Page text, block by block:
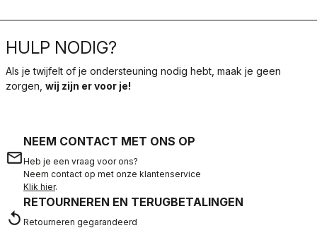
HULP NODIG?
Als je twijfelt of je ondersteuning nodig hebt, maak je geen
zorgen, wij zijn er voor je!
email
NEEM CONTACT MET ONS OP
Heb je een vraag voor ons?
Neem contact op met onze klantenservice
Klik hier.
replay
RETOURNEREN EN TERUGBETALINGEN
Retourneren gegarandeerd